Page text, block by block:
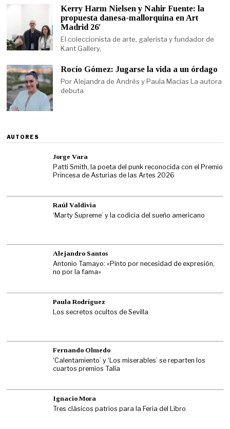
Kerry Harm Nielsen y Nahir Fuente: la
propuesta danesa-mallorquina en Art
Madrid 26′
El coleccionista de arte, galerista y fundador de
Kant Gallery,
Rocío Gómez: Jugarse la vida a un órdago
Por Alejandra de Andrés y Paula Macías La autora
debuta
AUTORES
Jorge Vara
Patti Smith, la poeta del punk reconocida con el Premio
Princesa de Asturias de las Artes 2026
Raúl Valdivia
‘Marty Supreme’ y la codicia del sueño americano
Alejandro Santos
Antonio Tamayo: «Pinto por necesidad de expresión,
no por la fama»
Paula Rodríguez
Los secretos ocultos de Sevilla
Fernando Olmedo
‘Calentamiento’ y ‘Los miserables’ se reparten los
cuartos premios Talía
Ignacio Mora
Tres clásicos patrios para la Feria del Libro